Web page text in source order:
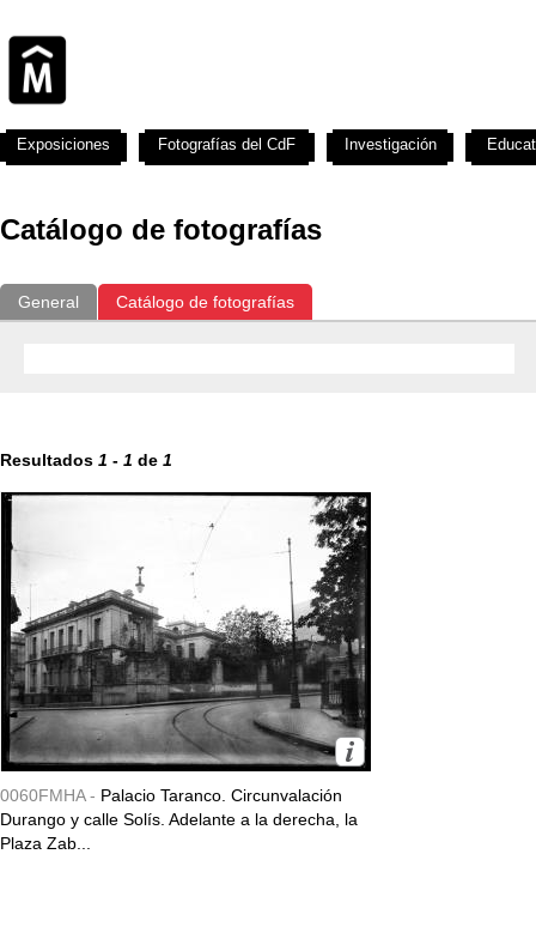
Catálogo de fotografías
General Catálogo de fotografías
Resultados 1 - 1 de 1
0060FMHA - Palacio Taranco. Circunvalación
Durango y calle Solís. Adelante a la derecha, la
Plaza Zab...
Exposiciones Fotografías del CdF Investigación